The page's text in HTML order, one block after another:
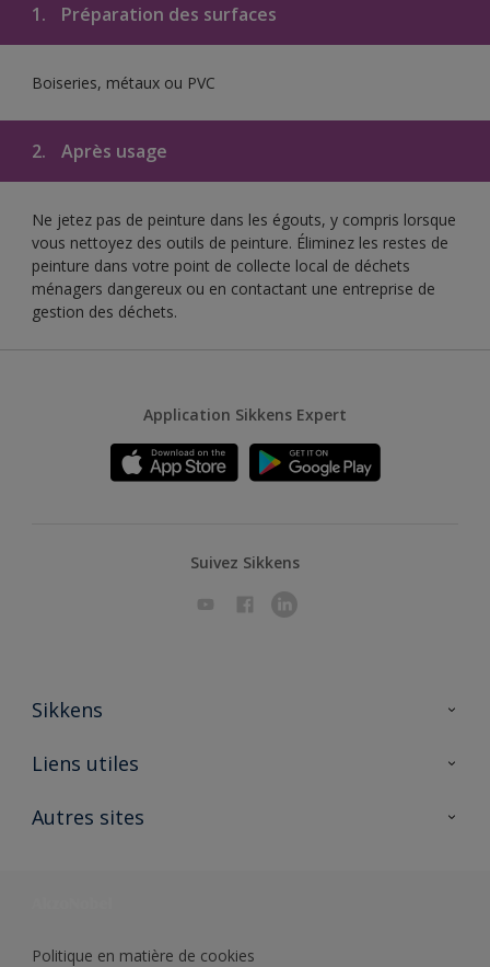
1. Préparation des surfaces
Boiseries, métaux ou PVC
2. Après usage
Ne jetez pas de peinture dans les égouts, y compris lorsque
vous nettoyez des outils de peinture. Éliminez les restes de
peinture dans votre point de collecte local de déchets
ménagers dangereux ou en contactant une entreprise de
gestion des déchets.
Application Sikkens Expert
Suivez Sikkens
Sikkens
A propos de Sikkens
Liens utiles
Ouvrir un magasin PASS
Autres sites
Politique en matière de cookies